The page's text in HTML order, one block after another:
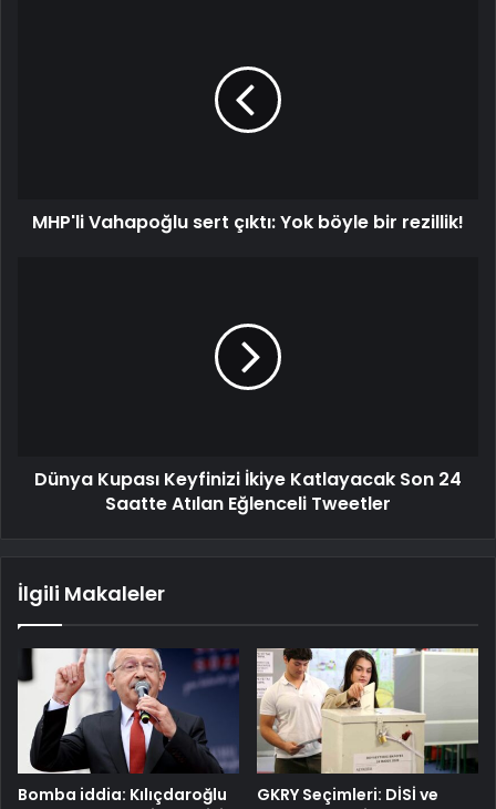
MHP'li Vahapoğlu sert çıktı: Yok böyle bir rezillik!
Dünya Kupası Keyfinizi İkiye Katlayacak Son 24
Saatte Atılan Eğlenceli Tweetler
İlgili Makaleler
Bomba iddia: Kılıçdaroğlu
GKRY Seçimleri: DİSİ ve